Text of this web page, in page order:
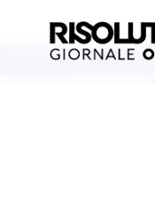
Ribera, incidente sul